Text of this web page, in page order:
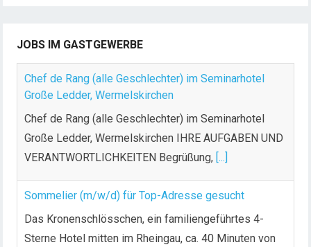
JOBS IM GASTGEWERBE
Chef de Rang (alle Geschlechter) im Seminarhotel
Große Ledder, Wermelskirchen
Chef de Rang (alle Geschlechter) im Seminarhotel
Große Ledder, Wermelskirchen IHRE AUFGABEN UND
VERANTWORTLICHKEITEN Begrüßung, [...]
Sommelier (m/w/d) für Top-Adresse gesucht
Das Kronenschlösschen, ein familiengeführtes 4-
Sterne Hotel mitten im Rheingau, ca. 40 Minuten von